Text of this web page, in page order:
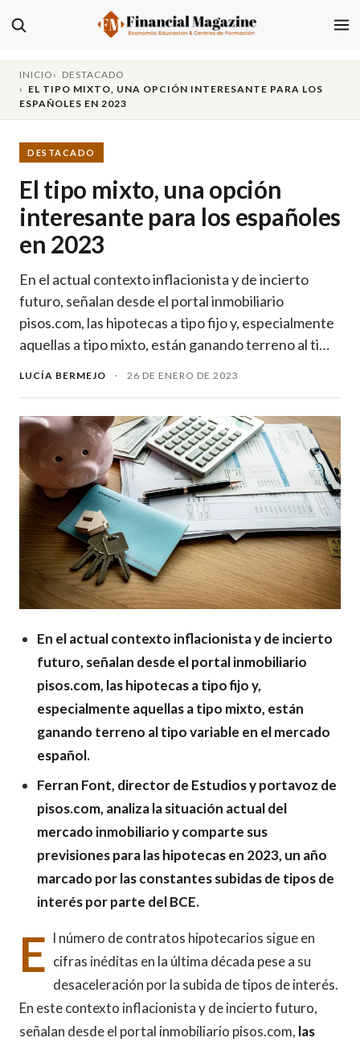
INICIO
DESTACADO
EL TIPO MIXTO, UNA OPCIÓN INTERESANTE PARA LOS
ESPAÑOLES EN 2023
DESTACADO
El tipo mixto, una opción
interesante para los españoles
en 2023
En el actual contexto inflacionista y de incierto
futuro, señalan desde el portal inmobiliario
pisos.com, las hipotecas a tipo fijo y, especialmente
aquellas a tipo mixto, están ganando terreno al ti…
LUCÍA BERMEJO · 26 DE ENERO DE 2023
En el actual contexto inflacionista y de incierto
futuro, señalan desde el portal inmobiliario
pisos.com, las hipotecas a tipo fijo y,
especialmente aquellas a tipo mixto, están
ganando terreno al tipo variable en el mercado
español.
Ferran Font, director de Estudios y portavoz de
pisos.com, analiza la situación actual del
mercado inmobiliario y comparte sus
previsiones para las hipotecas en 2023, un año
marcado por las constantes subidas de tipos de
interés por parte del BCE.
E l número de contratos hipotecarios sigue en
cifras inéditas en la última década pese a su
desaceleración por la subida de tipos de interés.
En este contexto inflacionista y de incierto futuro,
señalan desde el portal inmobiliario pisos.com, las